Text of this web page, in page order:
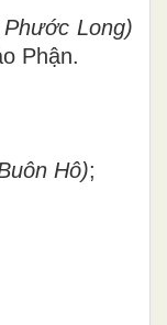
Long)
Phận.
Hô);